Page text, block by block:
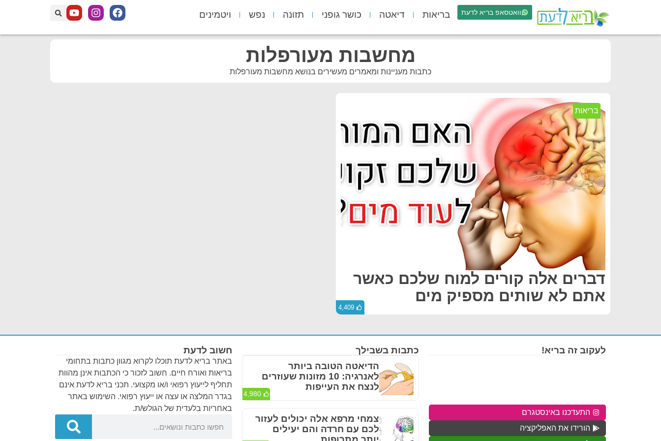
וואטסאפ בריא לדעת בריאות דיאטה כושר גופני תזונה נפש ויטמינים
מחשבות מעורפלות
כתבות מעניינות ומאמרים מעשירים בנושא מחשבות מעורפלות
בריאות
דברים אלה קורים למוח שלכם כאשר
אתם לא שותים מספיק מים
4,409
חשוב לדעת
באתר בריא לדעת תוכלו לקרוא מגוון כתבות בתחומי
בריאות ואורח חיים. חשוב לזכור כי הכתבות אינן מהוות
תחליף לייעוץ רפואי ו/או מקצועי. תכני בריא לדעת אינם
בגדר המלצה או עצה או ייעוץ רפואי. השימוש באתר
באחריות בלעדית של הגולש/ת.
כתבות בשבילך
הדיאטה הטובה ביותר
לאנרגיה: 10 מזונות שעוזרים
לנצח את העייפות
4,980
צמחי מרפא אלה יכולים לעזור
לכם עם חרדה והם יעילים
לעקוב זה בריא!
התעדכנו באינסטגרם
הורידו את האפליקציה